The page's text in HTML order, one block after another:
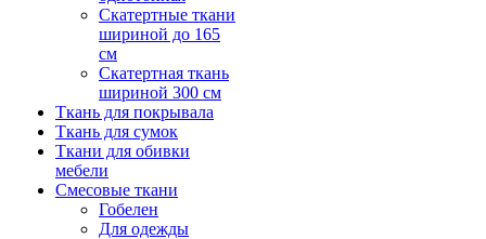
Скатертные ткани
шириной до 165
см
Скатертная ткань
шириной 300 см
Ткань для покрывала
Ткань для сумок
Ткани для обивки
мебели
Смесовые ткани
Гобелен
Для одежды